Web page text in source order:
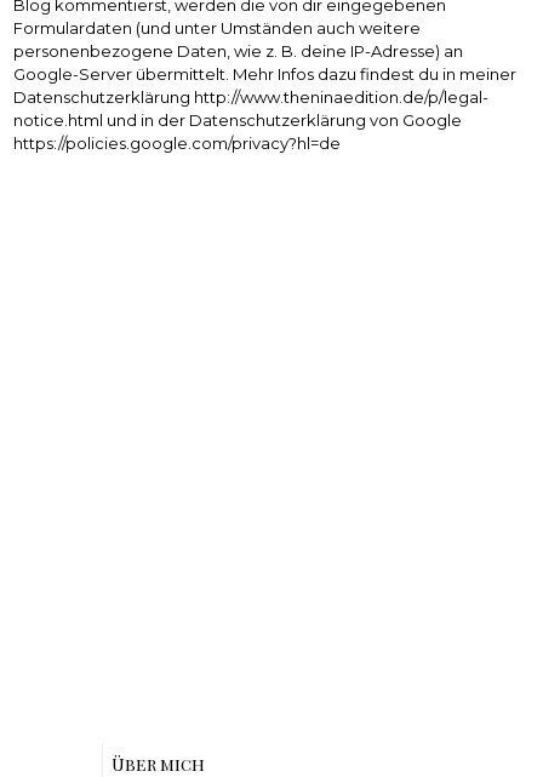
Blog kommentierst, werden die von dir eingegebenen
Formulardaten (und unter Umständen auch weitere
personenbezogene Daten, wie z. B. deine IP-Adresse) an
Google-Server übermittelt. Mehr Infos dazu findest du in meiner
Datenschutzerklärung http://www.theninaedition.de/p/legal-
notice.html und in der Datenschutzerklärung von Google
https://policies.google.com/privacy?hl=de
Über mich